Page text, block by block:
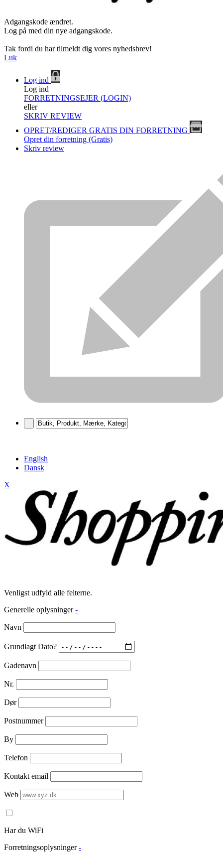
Adgangskode ændret.
Log på med din nye adgangskode.
Tak fordi du har tilmeldt dig vores nyhedsbrev!
Luk
Log ind
Log ind
FORRETNINGSEJER (LOGIN)
eller
SKRIV REVIEW
OPRET/REDIGER GRATIS DIN FORRETNING
Opret din forretning (Gratis)
Skriv review
English
Dansk
X
Venligst udfyld alle felterne.
Generelle oplysninger -
Navn
Grundlagt Dato?
Gadenavn
Nr.
Dør
Postnummer
By
Telefon
Kontakt email
Web
Har du WiFi
Forretningsoplysninger -